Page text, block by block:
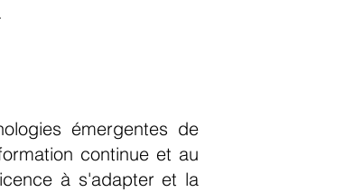
émergentes de
continue et au
à s'adapter et la